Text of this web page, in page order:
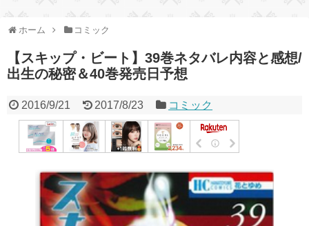
ホーム コミック
【スキップ・ビート】39巻ネタバレ内容と感想/
出生の秘密＆40巻発売日予想
2016/9/21 2017/8/23 コミック